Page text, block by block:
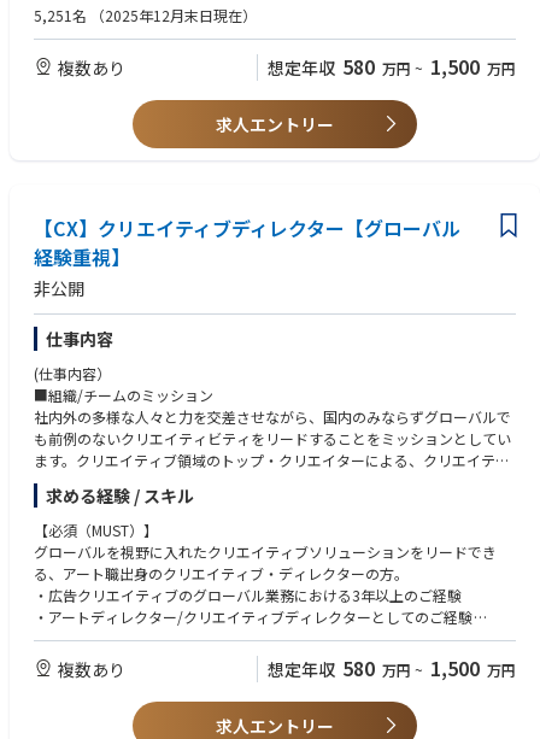
の出向先の業務を含む）
★現場のリアルを知る｜社員インタビュー★
https://www.career.dentsu.jp/career/story
・テスト工程におけるテスト方針作成 / レビュー
・開発チームとビジネス戦略チームのブリッジ/翻訳を行いながらプロジ
ェクト全体をリードする力
・自らが企画を立案する提案力
・プロジェクトを完遂するGRIT力
・相手の課題などを聞き出す状況把握のための傾聴力
・デジタルプロダクトをビジネス/テクノロジー/顧客体験の総合的な観点
から判断し、開発・グロースハックを推進するプロダクトマネジメントス
キル
・本ポジションにおいて取り組む可能性が高い領域のシステム開発経験
・スマートフォンアプリ
・WEBサイト（大規模）/CMS
・ECシステム
・会員基盤 / One ID / CDP / BI
・CRMシステム（MA / ポイント等）
・生成AI / AI
・マーケティング領域の業務システム
・その他マーケティングシステム
・その他上記領域に隣接するシステム
5,251名 （2025年12月末日現在）
複数あり 想定年収 580 万円 ~ 1,500 万円
求人エントリー
【CX】クリエイティブディレクター【グローバル
経験重視】
非公開
仕事内容
(仕事内容）
■組織/チームのミッション
社内外の多様な人々と力を交差させながら、国内のみならずグローバルで
も前例のないクリエイティビティをリードすることをミッションとしてい
ます。クリエイティブ領域のトップ・クリエイターによる、クリエイティ
ブとテクノロジーのフラッグシップとなるクリエイティブ・ソリューショ
ンを提供するチームです。
■主な業務内容
・国内外のクライアントに対するクリエイティブソリューションのリー
ド/ディレクション
・デザインの観点から社会を動かすクリエイティブアイデアの立案・ソリ
・海外拠点のクリエイターとの連携
・グローバル業務におけるクリエイティブ人財の育成
国内のみならず、国外のクライアントに対しても、クリエイティブ・アイ
求める経験 / スキル
【必須（MUST）】
グローバルを視野に入れたクリエイティブソリューションをリードでき
る、アート職出身のクリエイティブ・ディレクターの方。
・広告クリエイティブのグローバル業務における3年以上のご経験
・アートディレクター/クリエイティブディレクターとしてのご経験
・グラフィックデザインのご経験
【歓迎（WANT）】
・ビジネスレベルの英語の語学スキル（聞き取り力重視）
・グローバルプロジェクトのリーダーとしてのご経験
複数あり 想定年収 580 万円 ~ 1,500 万円
求人エントリー